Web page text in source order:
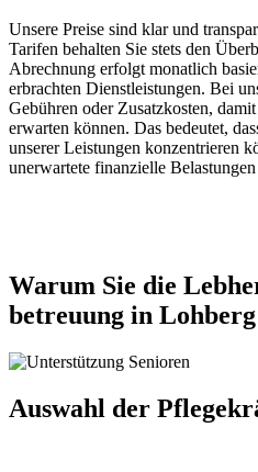
Unsere Preise sind klar und
Tarifen behalten Sie stets den
Abrechnung erfolgt monatlich
erbrachten Dienstleistungen. Bei
Gebühren oder Zusatzkosten,
erwarten können. Das bedeutet,
unserer Leistungen konzentrieren
unerwartete finanzielle
Warum Sie die
betreuung in
Auswahl der